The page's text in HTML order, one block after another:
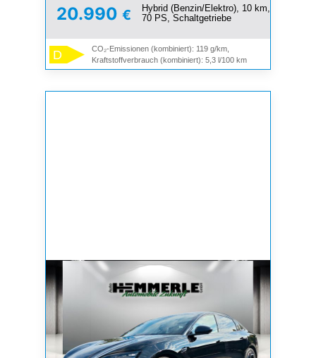
20.990 €
Hybrid (Benzin/Elektro), 10 km,
70 PS, Schaltgetriebe
D
CO₂-Emissionen (kombiniert): 119 g/km,
Kraftstoffverbrauch (kombiniert): 5,3 l/100 km